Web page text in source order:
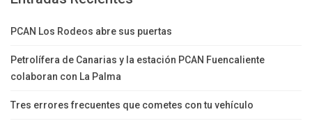
PCAN Los Rodeos abre sus puertas
Petrolífera de Canarias y la estación PCAN Fuencaliente
colaboran con La Palma
Tres errores frecuentes que cometes con tu vehículo